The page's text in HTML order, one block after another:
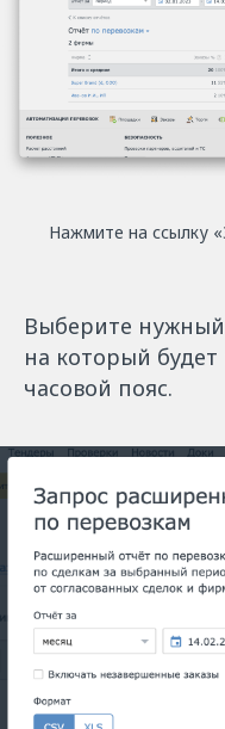
Нажмите на ссылку
Выберите
на который
часовой пояс.